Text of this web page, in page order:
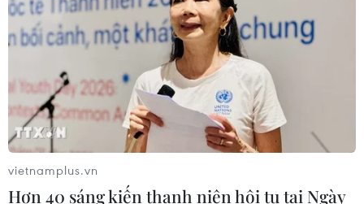
24/07/2026 09:41
Xem thêm
CƠ QUAN CHỦ QUẢN: THÔNG TẤN XÃ VIỆT NAM
vietnamplus.vn
Hơn 40 sáng kiến thanh niên hội tụ tại Ngày